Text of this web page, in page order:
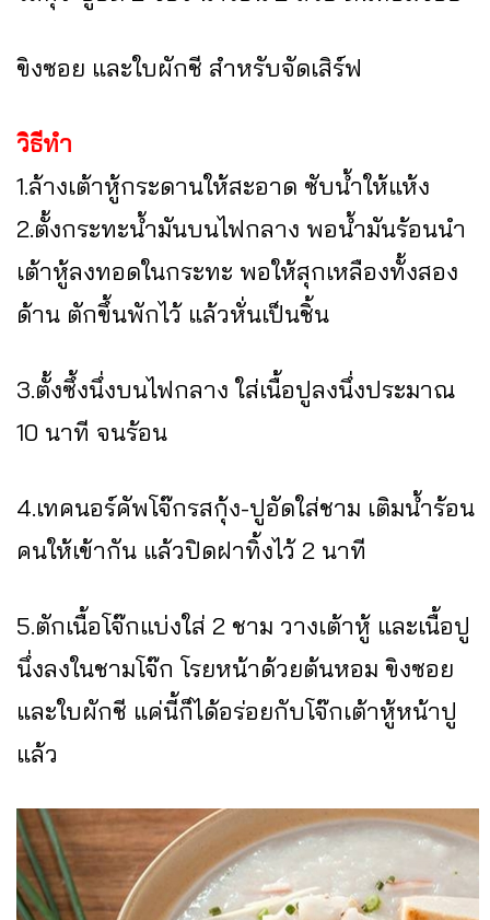
ขิงซอย และใบผักชี สำหรับจัดเสิร์ฟ
วิธีทำ
1.ล้างเต้าหู้กระดานให้สะอาด ซับน้ำให้แห้ง
2.ตั้งกระทะน้ำมันบนไฟกลาง พอน้ำมันร้อนนำ
เต้าหู้ลงทอดในกระทะ พอให้สุกเหลืองทั้งสอง
ด้าน ตักขึ้นพักไว้ แล้วหั่นเป็นชิ้น
3.ตั้งซึ้งนึ่งบนไฟกลาง ใส่เนื้อปูลงนึ่งประมาณ
10 นาที จนร้อน
4.เทคนอร์คัพโจ๊กรสกุ้ง-ปูอัดใส่ชาม เติมน้ำร้อน
คนให้เข้ากัน แล้วปิดฝาทิ้งไว้ 2 นาที
5.ตักเนื้อโจ๊กแบ่งใส่ 2 ชาม วางเต้าหู้ และเนื้อปู
นึ่งลงในชามโจ๊ก โรยหน้าด้วยต้นหอม ขิงซอย
และใบผักชี แค่นี้ก็ได้อร่อยกับโจ๊กเต้าหู้หน้าปู
แล้ว